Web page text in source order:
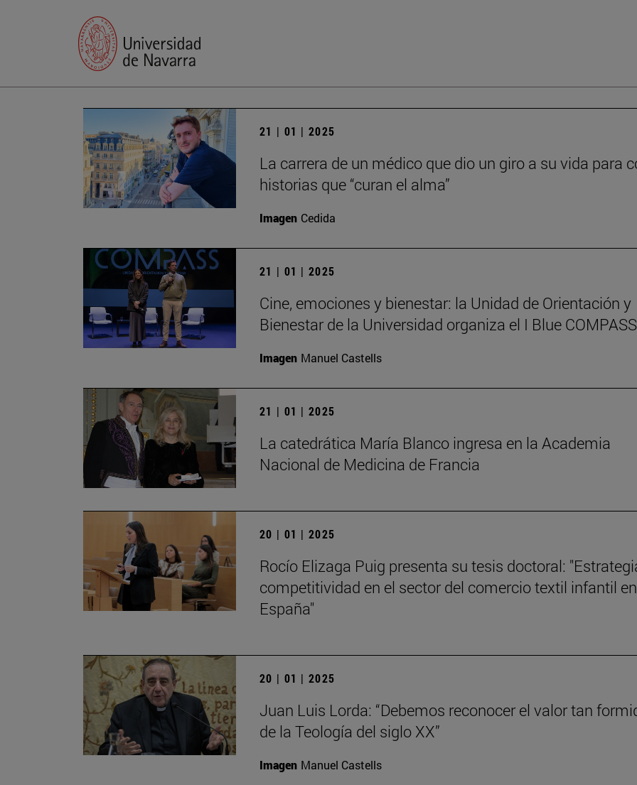
21 | 01 | 2025
La carrera de un médico que dio un giro a su vida para
historias que “curan el alma”
Imagen Cedida
21 | 01 | 2025
Cine, emociones y bienestar: la Unidad de Orientación y
Bienestar de la Universidad organiza el I Blue
Imagen Manuel Castells
21 | 01 | 2025
La catedrática María Blanco ingresa en la Academia
Nacional de Medicina de Francia
20 | 01 | 2025
Rocío Elizaga Puig presenta su tesis doctoral:
competitividad en el sector del comercio textil infantil en
España"
20 | 01 | 2025
Juan Luis Lorda: “Debemos reconocer el valor tan
de la Teología del siglo XX”
Imagen Manuel Castells